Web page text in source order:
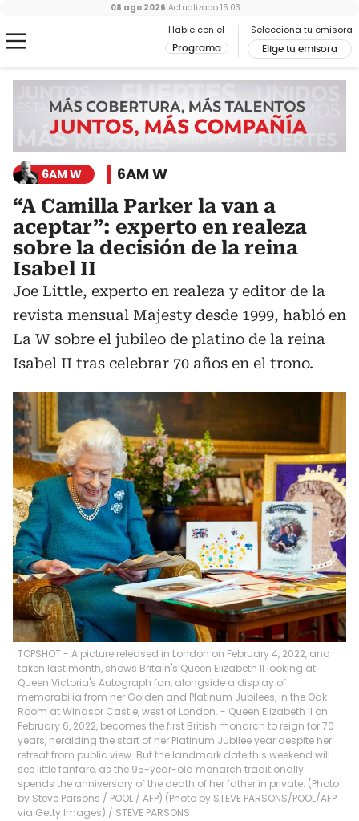
Hable con el
Programa
Selecciona tu emisora
Elige tu emisora
08 ago 2026 Actualizado 15:03
6AM W 6AM W
“A Camilla Parker la van a
aceptar”: experto en realeza
sobre la decisión de la reina
Isabel II
Joe Little, experto en realeza y editor de la
revista mensual Majesty desde 1999, habló en
La W sobre el jubileo de platino de la reina
Isabel II tras celebrar 70 años en el trono.
TOPSHOT - A picture released in London on February 4, 2022, and
taken last month, shows Britain's Queen Elizabeth II looking at
Queen Victoria's Autograph fan, alongside a display of
memorabilia from her Golden and Platinum Jubilees, in the Oak
Room at Windsor Castle, west of London. - Queen Elizabeth II on
February 6, 2022, becomes the first British monarch to reign for 70
years, heralding the start of her Platinum Jubilee year despite her
retreat from public view. But the landmark date this weekend will
see little fanfare, as the 95-year-old monarch traditionally
spends the anniversary of the death of her father in private. (Photo
by Steve Parsons / POOL / AFP) (Photo by STEVE PARSONS/POOL/AFP
via Getty Images) / STEVE PARSONS